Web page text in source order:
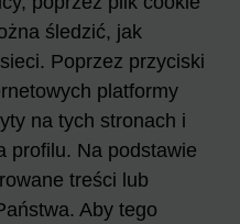
śledzić, jak
Poprzez przyciski
platformy
na tych stronach i
profilu. Na podstawie
treści lub
Aby tego